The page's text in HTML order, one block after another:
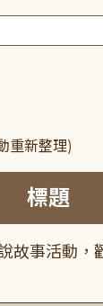
重新整理)
標題
故事活動